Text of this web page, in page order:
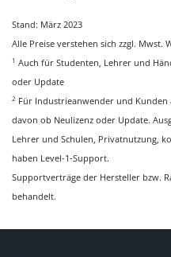
Stand: März 2023
Alle Preise verstehen sich zzgl. Mwst.
1 Auch für Studenten, Lehrer und
oder Update
2 Für Industrieanwender und Kunden
davon ob Neulizenz oder Update.
Lehrer und Schulen, Privatnutzung,
haben Level-1-Support.
Supportverträge der Hersteller bzw.
behandelt.